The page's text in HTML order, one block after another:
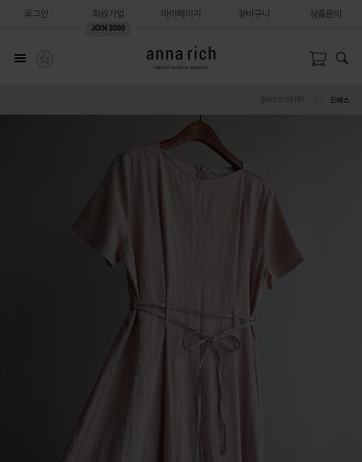
로그인 회원가입
JOIN 3000
마이페이지 장바구니 상품문의
드레스